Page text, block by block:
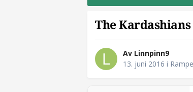
The
Av Linnpinn9
13. juni 2016 i